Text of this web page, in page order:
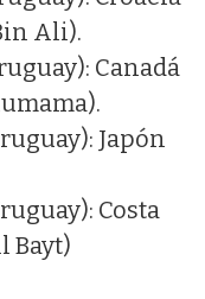
Ali).
Canadá
Japón
Costa
Bayt)